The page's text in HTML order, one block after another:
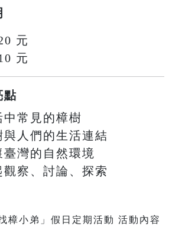
元
元
點
常見的樟樹
人們的生活連結
灣的自然環境
察、討論、探索